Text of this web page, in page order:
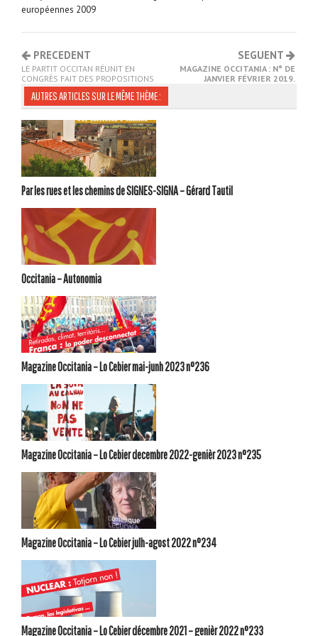
européennes 2009
PRECEDENT
LE PARTIT OCCITAN RÉUNIT EN
CONGRÈS FAIT DES PROPOSITIONS
SEGUENT
MAGAZINE OCCITANIA : N° DE
JANVIER FÉVRIER 2019.
AUTRES ARTICLES SUR LE MÊME THÈME :
Par les rues et les chemins de SIGNES-SIGNA – Gérard Tautil
Occitania – Autonomia
Magazine Occitania – Lo Cebier mai-junh 2023 n°236
Magazine Occitania – Lo Cebier decembre 2022-genièr 2023 n°235
Magazine Occitania – Lo Cebier julh-agost 2022 n°234
Magazine Occitania – Lo Cebier décembre 2021 – genièr 2022 n°233